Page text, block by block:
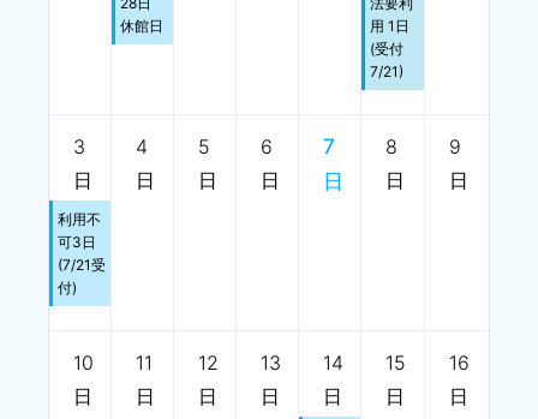
休館日
用 1日
(受付
7/21)
3
日
利用不
可3日
(7/21受
付)
4
日
5
日
6
日
7
日
8
日
9
日
10
日
11
日
12
日
13
日
14
日
15
日
16
日